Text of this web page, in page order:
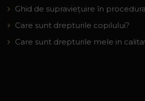
Ghid de supraviețuire în
Care sunt drepturile copilului?
Care sunt drepturile mele in